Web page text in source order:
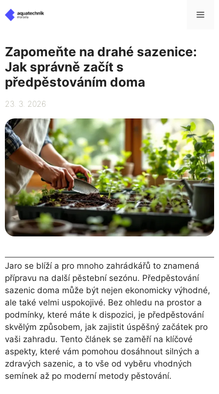
na
Zapomeňte na drahé sazenice:
Jak správně začít s
předpěstováním doma
23. 3. 2026
Jaro se blíží a pro mnoho zahrádkářů to znamená
přípravu na další pěstební sezónu. Předpěstování
sazenic doma může být nejen ekonomicky výhodné,
ale také velmi uspokojivé. Bez ohledu na prostor a
podmínky, které máte k dispozici, je předpěstování
skvělým způsobem, jak zajistit úspěšný začátek pro
vaši zahradu. Tento článek se zaměří na klíčové
aspekty, které vám pomohou dosáhnout silných a
zdravých sazenic, a to vše od vyběru vhodných
semínek až po moderní metody pěstování.